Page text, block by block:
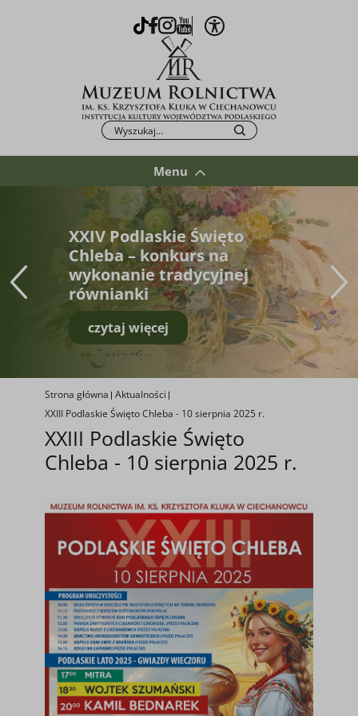
TikTok
Facebook
Instagram
YoutubeOtwórz opcje WCAG
Po kliknięciu przycisku fraza zostanie
Szukaj
Menu
XXIV Podlaskie Święto
Chleba – konkurs na
wykonanie tradycyjnej
równianki
czytaj więcej
Strona główna Aktualności
XXIII Podlaskie Święto Chleba - 10 sierpnia 2025 r.
XXIII Podlaskie Święto
Chleba - 10 sierpnia 2025 r.